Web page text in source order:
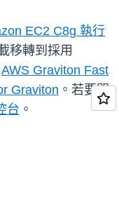
EC2 C8g 執行
移轉到採用
AWS Graviton Fast
Graviton 。若要開
台 。